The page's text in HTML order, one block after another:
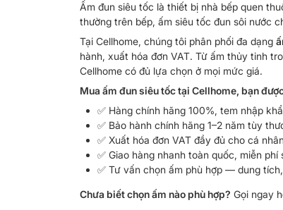
Ấm đun siêu tốc là thiết bị nhà bếp quen
thường trên bếp, ấm siêu tốc đun sôi nước
Tại Cellhome, chúng tôi phân phối đa dạng
hành, xuất hóa đơn VAT. Từ ấm thủy tinh
Cellhome có đủ lựa chọn ở mọi mức giá.
Mua ấm đun siêu tốc tại Cellhome, bạn
✅ Hàng chính hãng 100%, tem nhập
✅ Bảo hành chính hãng 1–2 năm tùy
✅ Xuất hóa đơn VAT đầy đủ cho cá
✅ Giao hàng nhanh toàn quốc, miễn
✅ Tư vấn chọn ấm phù hợp — dung
Chưa biết chọn ấm nào phù hợp? Gọi ngay